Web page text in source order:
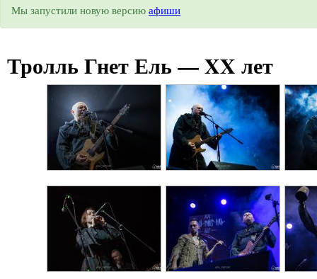
Мы запустили новую версию афиши
Тролль Гнет Ель — XX лет